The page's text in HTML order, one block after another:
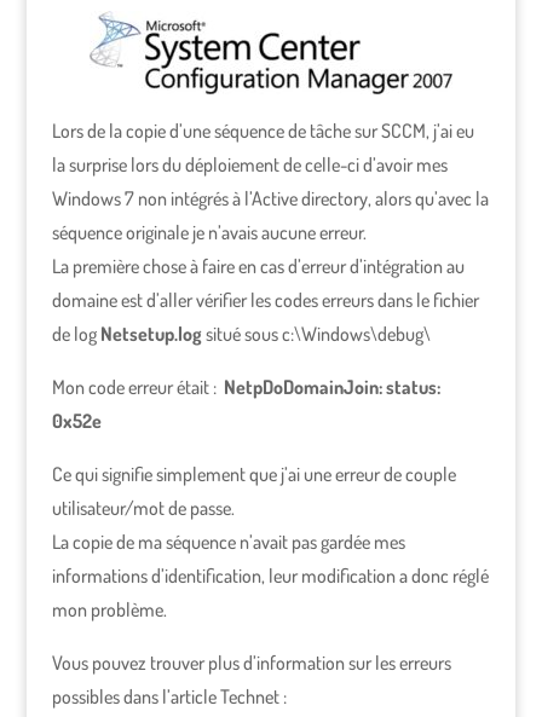
Lors de la copie d’une séquence de tâche sur SCCM, j’ai eu
la surprise lors du déploiement de celle-ci d’avoir mes
Windows 7 non intégrés à l’Active directory, alors qu’avec la
séquence originale je n’avais aucune erreur.
La première chose à faire en cas d’erreur d’intégration au
domaine est d’aller vérifier les codes erreurs dans le fichier
de log Netsetup.logsitué sous c:\Windows\debug\
Mon code erreur était : NetpDoDomainJoin: status:
0x52e
Ce qui signifie simplement que j’ai une erreur de couple
utilisateur/mot de passe.
La copie de ma séquence n’avait pas gardée mes
informations d’identification, leur modification a donc réglé
mon problème.
Vous pouvez trouver plus d’information sur les erreurs
possibles dans l’article Technet :